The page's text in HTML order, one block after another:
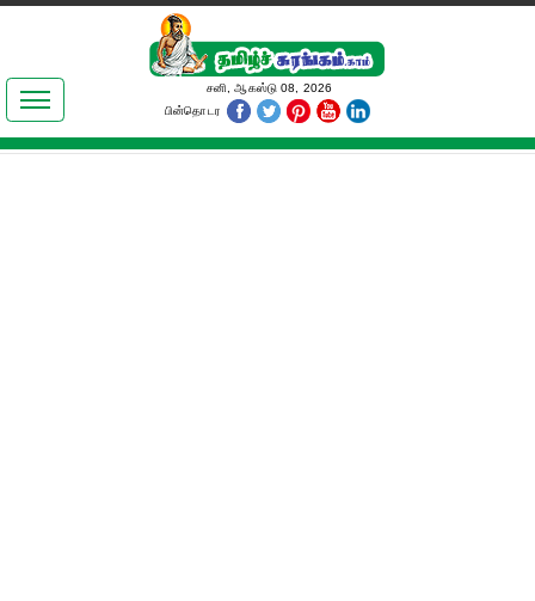
இலக்கியங்கள்
தமிழ் உலகம்
சனி, ஆகஸ்டு 08, 2026
பின்தொடர